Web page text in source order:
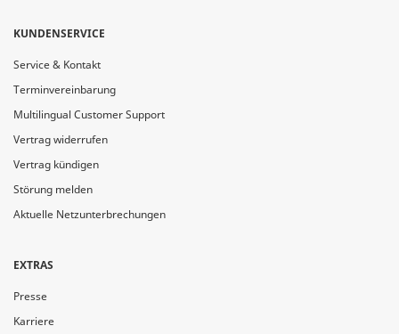
KUNDENSERVICE
Service & Kontakt
Terminvereinbarung
Multilingual Customer Support
Vertrag widerrufen
Vertrag kündigen
Störung melden
Aktuelle Netzunterbrechungen
EXTRAS
Presse
Karriere